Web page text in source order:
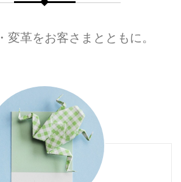
変革をお客さまとともに。